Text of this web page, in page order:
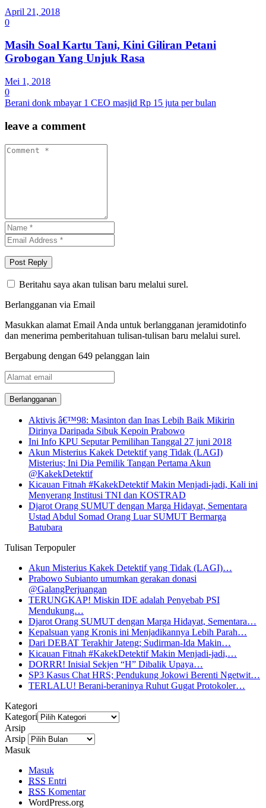
April 21, 2018
0
Masih Soal Kartu Tani, Kini Giliran Petani
Grobogan Yang Unjuk Rasa
Mei 1, 2018
0
Berani donk mbayar 1 CEO masjid Rp 15 juta per bulan
leave a comment
Beritahu saya akan tulisan baru melalui surel.
Berlangganan via Email
Masukkan alamat Email Anda untuk berlangganan jeramidotinfo
dan menerima pemberitahuan tulisan-tulisan baru melalui surel.
Bergabung dengan 649 pelanggan lain
Alamat
email
Aktivis â€™98: Masinton dan Inas Lebih Baik Mikirin
Dirinya Daripada Sibuk Kepoin Prabowo
Ini Info KPU Seputar Pemilihan Tanggal 27 juni 2018
Akun Misterius Kakek Detektif yang Tidak (LAGI)
Misterius; Ini Dia Pemilik Tangan Pertama Akun
@KakekDetektif
Kicauan Fitnah #KakekDetektif Makin Menjadi-jadi, Kali ini
Menyerang Institusi TNI dan KOSTRAD
Djarot Orang SUMUT dengan Marga Hidayat, Sementara
Ustad Abdul Somad Orang Luar SUMUT Bermarga
Batubara
Tulisan Terpopuler
Akun Misterius Kakek Detektif yang Tidak (LAGI)…
Prabowo Subianto umumkan gerakan donasi
@GalangPerjuangan
TERUNGKAP! Miskin IDE adalah Penyebab PSI
Mendukung…
Djarot Orang SUMUT dengan Marga Hidayat, Sementara…
Kepalsuan yang Kronis ini Menjadikannya Lebih Parah…
Dari DEBAT Terakhir Jateng; Sudirman-Ida Makin…
Kicauan Fitnah #KakekDetektif Makin Menjadi-jadi,…
DORRR! Inisial Sekjen “H” Dibalik Upaya…
SP3 Kasus Chat HRS; Pendukung Jokowi Berenti Ngetwit…
TERLALU! Berani-beraninya Ruhut Gugat Protokoler…
Kategori
Kategori
Arsip
Arsip
Masuk
Masuk
RSS Entri
RSS Komentar
WordPress.org